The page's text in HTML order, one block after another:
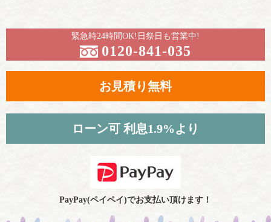
緊急時24時間OK!日祭日も営業中!
0120-841-035
お見積り無料
ローン可 利息1.9%より
PayPay(ペイペイ)でお支払い頂けます！